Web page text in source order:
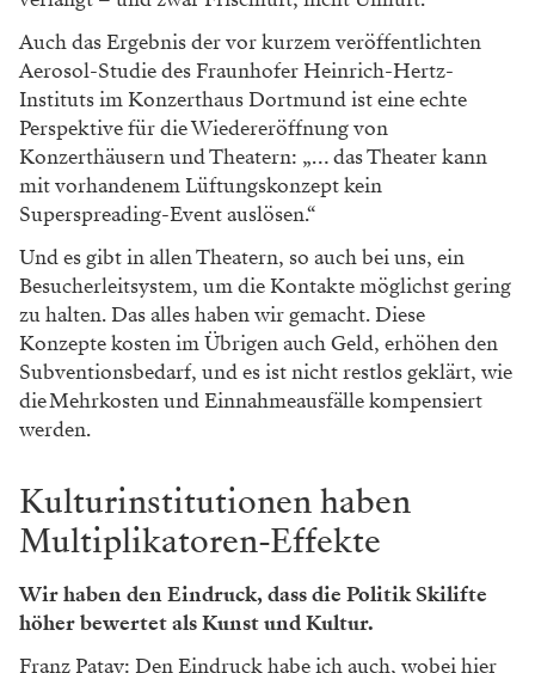
Auch das Ergebnis der vor kurzem veröffentlichten
Aerosol-Studie des Fraunhofer Heinrich-Hertz-
Instituts im Konzerthaus Dortmund ist eine echte
Perspektive für die Wiedereröffnung von
Konzerthäusern und Theatern: „… das Theater kann
mit vorhandenem Lüftungskonzept kein
Superspreading-Event auslösen.“
Und es gibt in allen Theatern, so auch bei uns, ein
Besucherleitsystem, um die Kontakte möglichst gering
zu halten. Das alles haben wir gemacht. Diese
Konzepte kosten im Übrigen auch Geld, erhöhen den
Subventionsbedarf, und es ist nicht restlos geklärt, wie
die Mehrkosten und Einnahmeausfälle kompensiert
werden.
Kulturinstitutionen haben
Multiplikatoren-Effekte
Wir haben den Eindruck, dass die Politik Skilifte
höher bewertet als Kunst und Kultur.
Franz Patay: Den Eindruck habe ich auch, wobei hier